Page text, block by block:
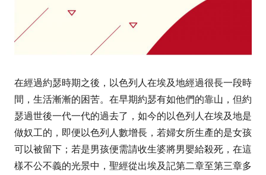
在經過約瑟時期之後，以色列人在埃及地經過很長一段時
間，生活漸漸的困苦。在早期約瑟有如他們的靠山，但約
瑟過世後一代一代的過去了，如今的以色列人在埃及地是
做奴工的，即便以色列人數增長，若婦女所生產的是女孩
可以被留下；若是男孩便需請收生婆將男嬰給殺死，在這
樣不公不義的光景中，聖經從出埃及記第二章至第三章多